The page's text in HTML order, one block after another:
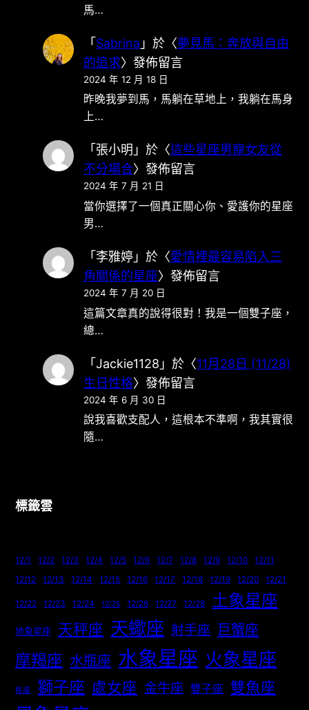
馬…
「Sabrina 」於〈夢見馬：奔放與自由
的追求〉發佈留言
2024 年 12 月 18 日
昨晚我夢到馬，馬躺在草地上，我躺在馬身
上…
「 張小明 」於〈這些星座男寵女友從
不分場合〉發佈留言
2024 年 7 月 21 日
當你選擇了一個真正關心你、愛護你的星座
男…
「 李雅婷」於〈愛情裡最容易陷入三
角關係的星座〉發佈留言
2024 年 7 月 20 日
這篇文章真的說得很對！我是一個雙子座，
總…
「Jackie1128 」於〈11月28日 (11/28)
生日性格〉發佈留言
2024 年 6 月 30 日
說我喜歡支配人，這根本不準啊，我其實很
隨…
標籤雲
12/1 12/2 12/3 12/4 12/5 12/6 12/7 12/8 12/9 12/10
12/11
12/12
12/13 12/14 12/15 12/16 12/17 12/18 12/19 12/20 12/21
12/22 12/23 12/24 12/25 12/26 12/27 12/28 土象星座
地象星座 天秤座 天蠍座 射手座 巨蟹座
摩羯座 水瓶座 水象星座 火象星座
焦慮 獅子座 處女座 金牛座 雙子座 雙魚座